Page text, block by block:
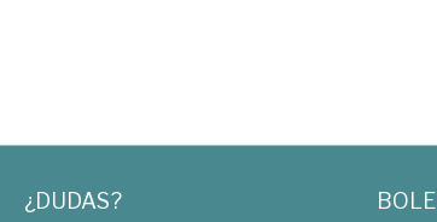
¿DUDAS?